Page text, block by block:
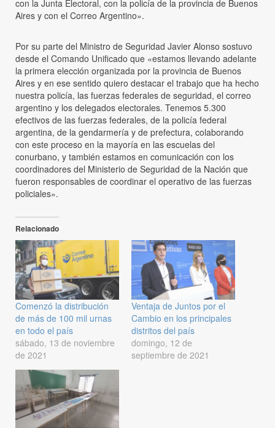
con la Junta Electoral, con la policía de la provincia de Buenos
Aires y con el Correo Argentino».
Por su parte del Ministro de Seguridad Javier Alonso sostuvo
desde el Comando Unificado que «estamos llevando adelante
la primera elección organizada por la provincia de Buenos
Aires y en ese sentido quiero destacar el trabajo que ha hecho
nuestra policía, las fuerzas federales de seguridad, el correo
argentino y los delegados electorales. Tenemos 5.300
efectivos de las fuerzas federales, de la policía federal
argentina, de la gendarmería y de prefectura, colaborando
con este proceso en la mayoría en las escuelas del
conurbano, y también estamos en comunicación con los
coordinadores del Ministerio de Seguridad de la Nación que
fueron responsables de coordinar el operativo de las fuerzas
policiales».
Relacionado
Comenzó la distribución
de más de 100 mil urnas
en todo el país
sábado, 13 de noviembre
de 2021
Ventaja de Juntos por el
Cambio en los principales
distritos del país
domingo, 12 de
septiembre de 2021